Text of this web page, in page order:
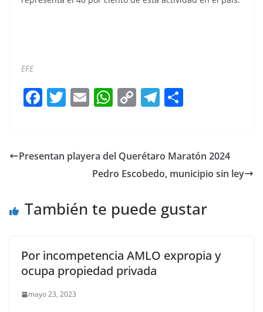
EFE
F
e
o
T
er
E
l
W
s
A
p
C
y
Li
k
T
gr
a
e
Presentan playera del Querétaro Maratón 2024
Pedro Escobedo, municipio sin ley
También te puede gustar
Por incompetencia AMLO expropia y
ocupa propiedad privada
mayo 23, 2023